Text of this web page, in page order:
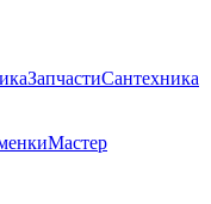
ЗапчастиСантехника
Мастер